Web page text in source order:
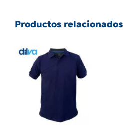
Productos relacionados